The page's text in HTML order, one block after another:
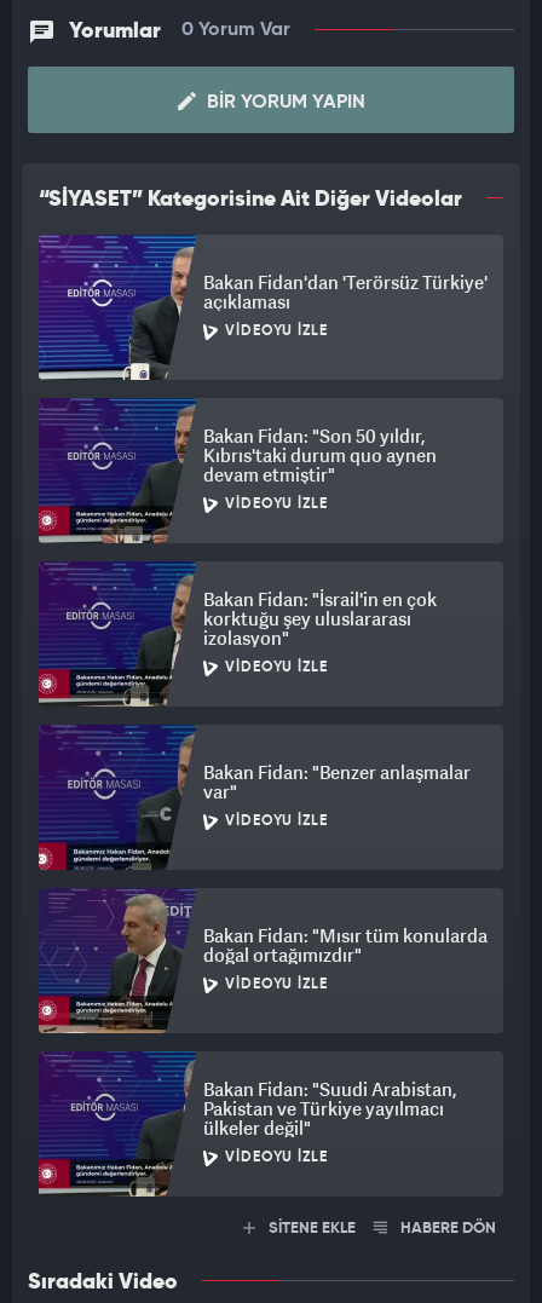
sevgilerimizi gönderiyorum. Öğrencilerimizin ve ailelerimizin
sevinçlerine eşlik etmekten büyük memnuniyet duyuyorum.
hususlarda emeği geçen herkese teşekkür ediyorum.
subay ile 3334 assubay öğrencimizi akademimizden mezun
etmenin gururunu yaşıyoruz. 4 bin 117 evladımızı yeni görev
yerlerine uğurluyoruz. Her biriniz bugün burada olduğu gibi
ailenizin ve milletimizin iftihar kaynağı olmaya devam
edeceksiniz. Millet adına, memleket adına kutsal bir görevi
icra ediyorsunuz. Omuzlarınızda sizleri görünce ellerini
semaya açan, dua eden, kalbi huzur dolan emaneti var."
Yorumlar 0 Yorum Var
BIR YORUM YAPIN
“SİYASET” Kategorisine Ait Diğer Videolar
Bakan Fidan'dan 'Terörsüz Türkiye'
açıklaması
VIDEOYU İZLE
Bakan Fidan: "Son 50 yıldır,
Kıbrıs'taki durum quo aynen
devam etmiştir"
VIDEOYU İZLE
Bakan Fidan: "İsrail'in en çok
korktuğu şey uluslararası
izolasyon"
VIDEOYU İZLE
Bakan Fidan: "Benzer anlaşmalar
var"
VIDEOYU İZLE
Bakan Fidan: "Mısır tüm konularda
doğal ortağımızdır"
VIDEOYU İZLE
Bakan Fidan: "Suudi Arabistan,
Pakistan ve Türkiye yayılmacı
ülkeler değil"
VIDEOYU İZLE
SİTENE EKLE HABERE DÖN
Sıradaki Video